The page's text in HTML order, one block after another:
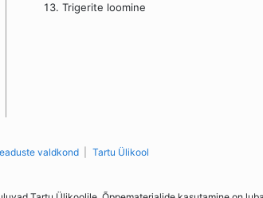
Trigerite loomine
valdkond Tartu Ülikool